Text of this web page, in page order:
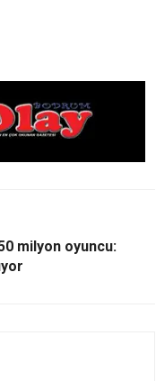
milyon oyuncu: